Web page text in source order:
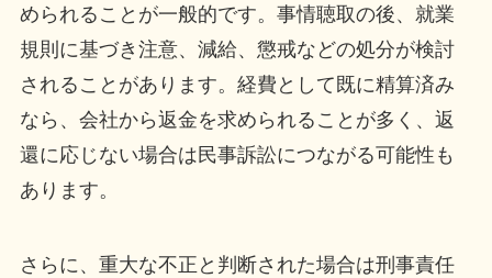
められることが一般的です。事情聴取の後、就業
規則に基づき注意、減給、懲戒などの処分が検討
されることがあります。経費として既に精算済み
なら、会社から返金を求められることが多く、返
還に応じない場合は民事訴訟につながる可能性も
あります。
さらに、重大な不正と判断された場合は刑事責任